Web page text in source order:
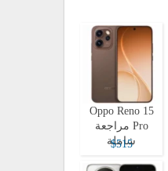
Oppo Reno 15
Pro مراجعة
شاملة
$515